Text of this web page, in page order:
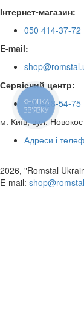
Інтернет-магазин:
050 414-37-72
E-mail:
Сервісний центр:
050 468-54-75
м. Київ, вул.
Адреси і
2026, "Romstal
​E-mail:
КНОПКА
ЗВ'ЯЗКУ